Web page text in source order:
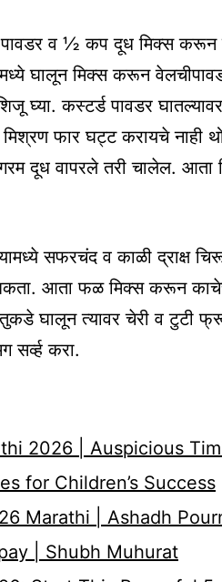
पावडर व ½ कप दूध मिक्स करून
मध्ये घालून मिक्स करून
घ्या. कस्टर्ड पावडर
फार घट्ट करायचे नाही
दूध वापरले तरी चालेल.
सफरचंद व काळी द्राक्ष
आता फळ मिक्स करून
तुकडे घालून त्यावर चेरी व टुटी
करा.
2026 | Auspicious
for Children’s Success
Marathi | Ashadh
| Shubh Muhurat